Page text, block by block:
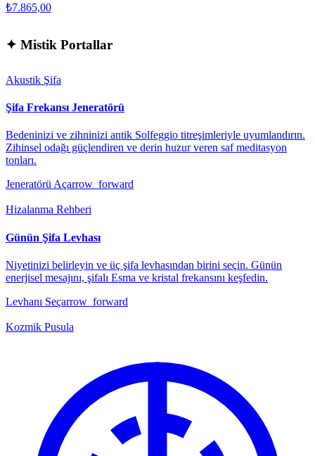
₺7.865,00
✦ Mistik Portallar
Akustik Şifa
Şifa Frekansı Jeneratörü
Bedeninizi ve zihninizi antik Solfeggio titreşimleriyle uyumlandırın.
Zihinsel odağı güçlendiren ve derin huzur veren saf meditasyon
tonları.
Jeneratörü Açarrow_forward
Hizalanma Rehberi
Günün Şifa Levhası
Niyetinizi belirleyin ve üç şifa levhasından birini seçin. Günün
enerjisel mesajını, şifalı Esma ve kristal frekansını keşfedin.
Levhanı Seçarrow_forward
Kozmik Pusula